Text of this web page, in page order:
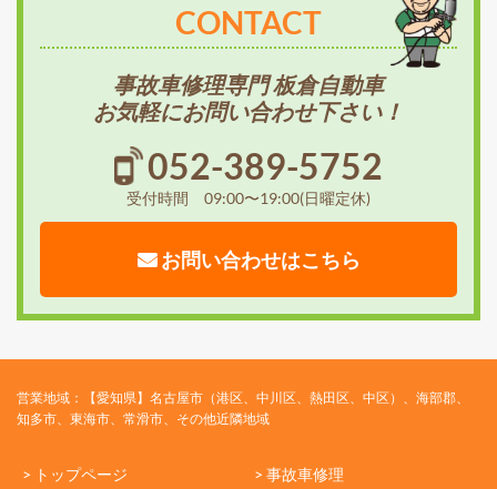
CONTACT
事故車修理専門 板倉自動車
お気軽にお問い合わせ下さい！
052-389-5752
受付時間 09:00〜19:00(日曜定休)
お問い合わせはこちら
営業地域：【愛知県】名古屋市（港区、中川区、熱田区、中区）、海部郡、
知多市、東海市、常滑市、その他近隣地域
> トップページ > 事故車修理